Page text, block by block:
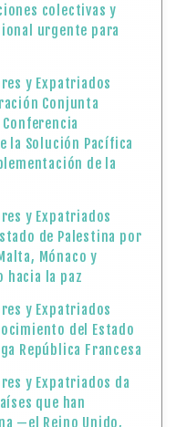
colectivas y
urgente para
y Expatriados
Conjunta
la Solución Pacífica
de la
y Expatriados
de Palestina por
Mónaco y
hacia la paz
y Expatriados
del Estado
República Francesa
y Expatriados da
que han
—el Reino Unido,